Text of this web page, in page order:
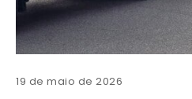
19 de maio de 2026